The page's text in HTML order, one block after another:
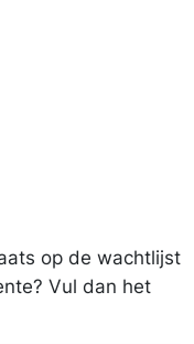
op de wachtlijst
Vul dan het